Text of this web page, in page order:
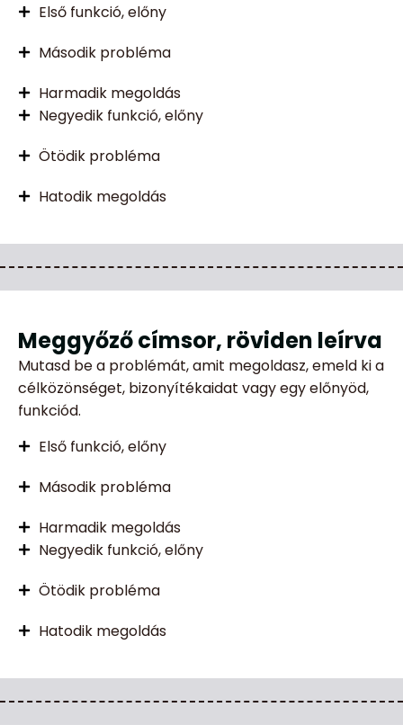
Első funkció, előny
Második probléma
Harmadik megoldás
Negyedik funkció, előny
Ötödik probléma
Hatodik megoldás
Meggyőző címsor, röviden leírva
Mutasd be a problémát, amit megoldasz, emeld ki a
célközönséget, bizonyítékaidat vagy egy előnyöd,
funkciód.
Első funkció, előny
Második probléma
Harmadik megoldás
Negyedik funkció, előny
Ötödik probléma
Hatodik megoldás